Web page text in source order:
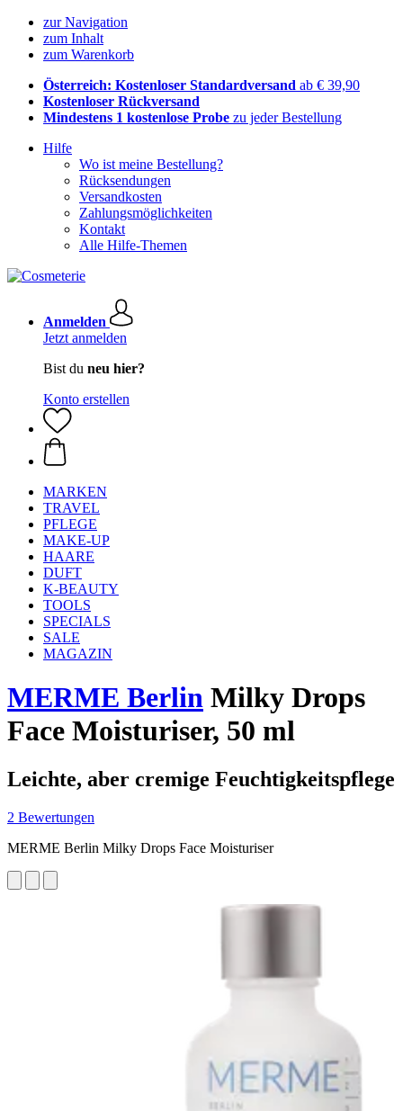
zur Navigation
zum Inhalt
zum Warenkorb
Österreich: Kostenloser Standardversand ab € 39,90
Kostenloser Rückversand
Mindestens 1 kostenlose Probe zu jeder Bestellung
Hilfe
Wo ist meine Bestellung?
Rücksendungen
Versandkosten
Zahlungsmöglichkeiten
Kontakt
Alle Hilfe-Themen
Anmelden
Jetzt anmelden
Bist du neu hier?
Konto erstellen
MARKEN
TRAVEL
PFLEGE
MAKE-UP
HAARE
DUFT
K-BEAUTY
TOOLS
SPECIALS
SALE
MAGAZIN
MERME Berlin Milky Drops
Face Moisturiser, 50 ml
Leichte, aber cremige Feuchtigkeitspflege
2 Bewertungen
MERME Berlin Milky Drops Face Moisturiser